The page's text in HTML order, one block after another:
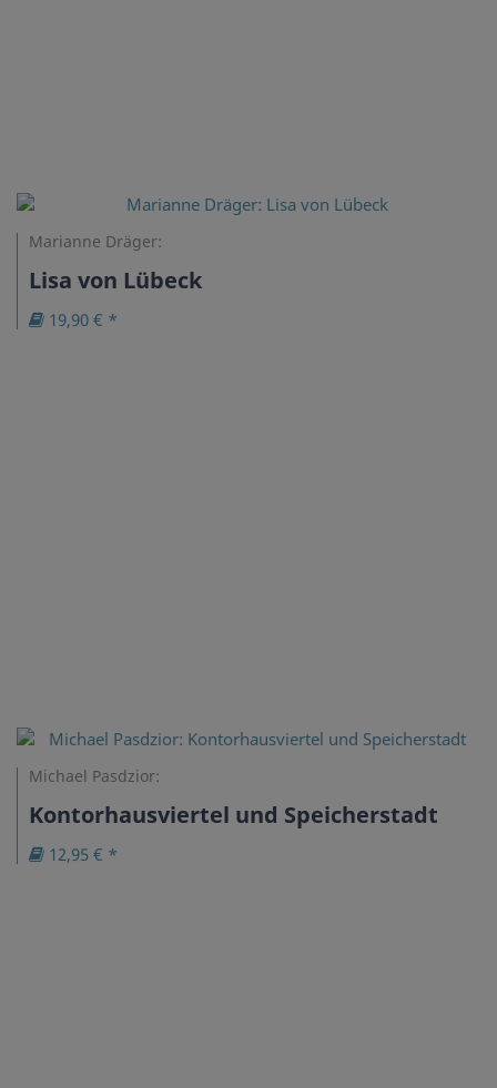
Marianne Dräger:
Lisa von Lübeck
19,90 € *
Michael Pasdzior:
Kontorhausviertel und Speicherstadt
12,95 € *